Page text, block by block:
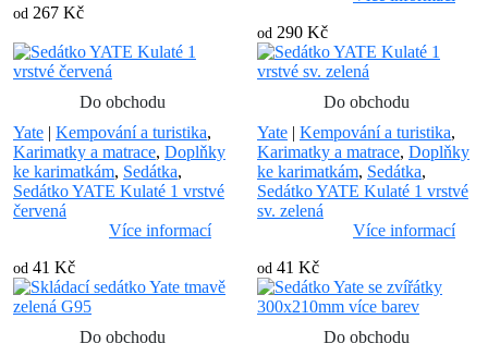
od 267 Kč
od 290 Kč
Do obchodu
Yate | Kempování a turistika,
Karimatky a matrace, Doplňky
ke karimatkám, Sedátka,
Sedátko YATE Kulaté 1 vrstvé
červená
Více informací
od 41 Kč
Do obchodu
Yate | Kempování a turistika,
Karimatky a matrace, Doplňky
ke karimatkám, Sedátka,
Sedátko YATE Kulaté 1 vrstvé
sv. zelená
Více informací
od 41 Kč
Do obchodu
Do obchodu